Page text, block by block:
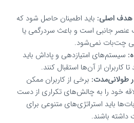
هدف اصلی: باید اطمینان حاصل شود که
جانبی است و باعث سردرگمی یا
چت‌بات نمی‌شود.
سیستم‌های امتیازدهی و پاداش باید
کاربران از آن‌ها استقبال کنند.
طولانی‌مدت: برخی از کاربران ممکن
خود را به چالش‌های تکراری از دست
باید استراتژی‌های متنوعی برای
باشند.